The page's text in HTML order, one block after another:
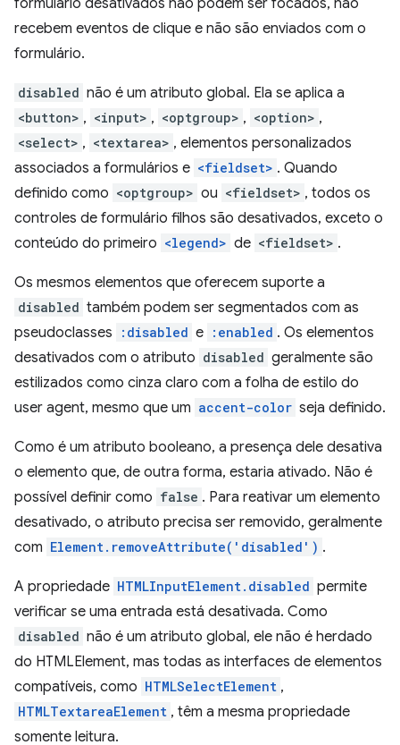
formulário desativados não podem ser focados, não
recebem eventos de clique e não são enviados com o
formulário.
disabled não é um atributo global. Ela se aplica a
<button> , <input> , <optgroup> , <option> ,
<select> , <textarea> , elementos personalizados
associados a formulários e <fieldset> . Quando
definido como <optgroup> ou <fieldset> , todos os
controles de formulário filhos são desativados, exceto o
conteúdo do primeiro <legend> de <fieldset> .
Os mesmos elementos que oferecem suporte a
disabled também podem ser segmentados com as
pseudoclasses
:disabled e :enabled . Os elementos
desativados com o atributo disabled geralmente são
estilizados como cinza claro com a folha de estilo do
user agent, mesmo que um accent-color seja definido.
Como é um atributo booleano, a presença dele desativa
o elemento que, de outra forma, estaria ativado. Não é
possível definir como false . Para reativar um elemento
desativado, o atributo precisa ser removido, geralmente
com Element.removeAttribute('disabled') .
A propriedade HTMLInputElement.disabled permite
verificar se uma entrada está desativada. Como
disabled não é um atributo global, ele não é herdado
do HTMLElement, mas todas as interfaces de elementos
compatíveis, como HTMLSelectElement ,
HTMLTextareaElement , têm a mesma propriedade
somente leitura.